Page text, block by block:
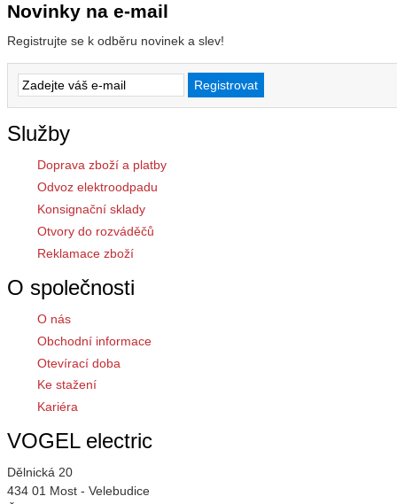
Novinky na e-mail
Registrujte se k odběru novinek a slev!
Služby
Doprava zboží a platby
Odvoz elektroodpadu
Konsignační sklady
Otvory do rozváděčů
Reklamace zboží
O společnosti
O nás
Obchodní informace
Otevírací doba
Ke stažení
Kariéra
VOGEL electric
Dělnická 20
434 01 Most - Velebudice